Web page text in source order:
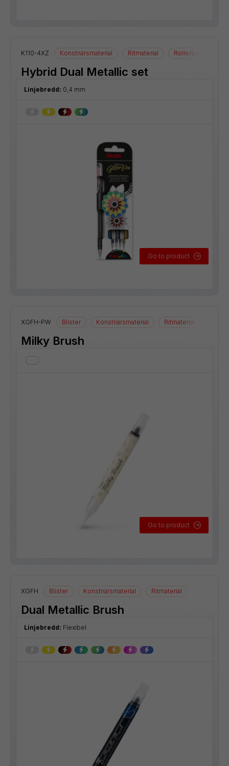
K110-4XZ Konstnärsmaterial Ritmaterial Rollerball
Hybrid Dual Metallic set
Linjebredd: 0,4 mm
Go to product
XGFH-PW Blister Konstnärsmaterial Ritmaterial
Milky Brush
Go to product
XGFH Blister Konstnärsmaterial Ritmaterial
Dual Metallic Brush
Linjebredd: Flexibel